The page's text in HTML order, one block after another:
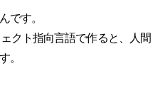
です。
クト指向言語で作ると、人間
。